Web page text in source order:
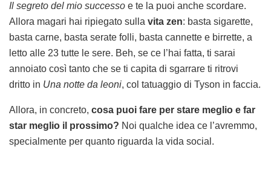
Il segreto del mio successo e te la puoi anche scordare.
Allora magari hai ripiegato sulla vita zen: basta sigarette,
basta carne, basta serate folli, basta cannette e birrette, a
letto alle 23 tutte le sere. Beh, se ce l’hai fatta, ti sarai
annoiato così tanto che se ti capita di sgarrare ti ritrovi
dritto in Una notte da leoni, col tatuaggio di Tyson in faccia.
Allora, in concreto, cosa puoi fare per stare meglio e far
star meglio il prossimo? Noi qualche idea ce l’avremmo,
specialmente per quanto riguarda la vida social.